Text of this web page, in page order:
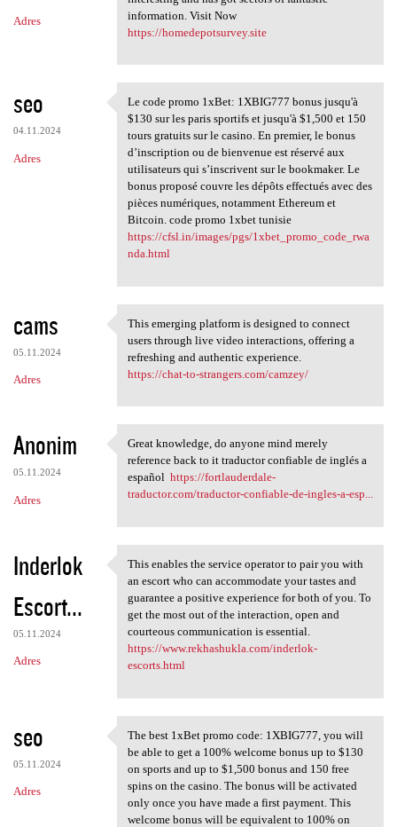
Adres
information. Visit Now
https://homedepotsurvey.site
seo
04.11.2024
Adres
Le code promo 1xBet: 1XBIG777
Le code promo 1xBet: 1XBIG777 bonus jusqu'à
$130 sur les paris sportifs et jusqu'à $1,500 et 150
tours gratuits sur le casino. En premier, le bonus
d’inscription ou de bienvenue est réservé aux
utilisateurs qui s’inscrivent sur le bookmaker. Le
bonus proposé couvre les dépôts effectués avec des
pièces numériques, notamment Ethereum et
Bitcoin. code promo 1xbet tunisie
https://cfsl.in/images/pgs/1xbet_promo_code_rwa
nda.html
cams
05.11.2024
Adres
This emerging platform is
This emerging platform is designed to connect
users through live video interactions, offering a
refreshing and authentic experience.
https://chat-to-strangers.com/camzey/
Anonim
05.11.2024
Adres
Great knowledge, do anyone
Great knowledge, do anyone mind merely
reference back to it traductor confiable de inglés a
español https://fortlauderdale-
traductor.com/traductor-confiable-de-ingles-a-esp...
Inderlok
Escort...
05.11.2024
Adres
This enables the service
This enables the service operator to pair you with
an escort who can accommodate your tastes and
guarantee a positive experience for both of you. To
get the most out of the interaction, open and
courteous communication is essential.
https://www.rekhashukla.com/inderlok-
escorts.html
seo
05.11.2024
Adres
The best 1xBet promo code:
The best 1xBet promo code: 1XBIG777, you will
be able to get a 100% welcome bonus up to $130
on sports and up to $1,500 bonus and 150 free
spins on the casino. The bonus will be activated
only once you have made a first payment. This
welcome bonus will be equivalent to 100% on